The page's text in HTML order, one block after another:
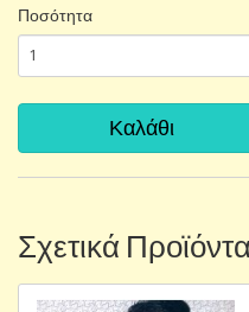
Ποσότητα
Καλάθι
Σχετικά Προϊόντα